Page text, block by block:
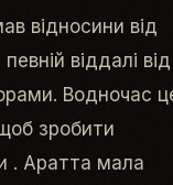
відносини від
віддалі від
Водночас
зробити
. Аратта мала